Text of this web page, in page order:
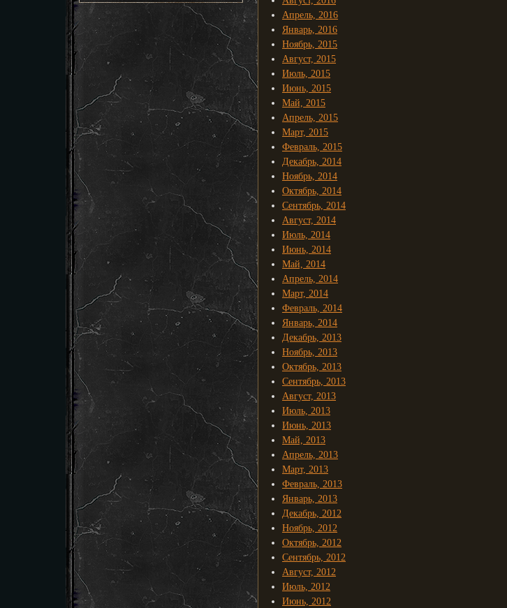
Апрель, 2016
Январь, 2016
Ноябрь, 2015
Август, 2015
Июль, 2015
Июнь, 2015
Май, 2015
Апрель, 2015
Март, 2015
Февраль, 2015
Декабрь, 2014
Ноябрь, 2014
Октябрь, 2014
Сентябрь, 2014
Август, 2014
Июль, 2014
Июнь, 2014
Май, 2014
Апрель, 2014
Март, 2014
Февраль, 2014
Январь, 2014
Декабрь, 2013
Ноябрь, 2013
Октябрь, 2013
Сентябрь, 2013
Август, 2013
Июль, 2013
Июнь, 2013
Май, 2013
Апрель, 2013
Март, 2013
Февраль, 2013
Январь, 2013
Декабрь, 2012
Ноябрь, 2012
Октябрь, 2012
Сентябрь, 2012
Август, 2012
Июль, 2012
Июнь, 2012